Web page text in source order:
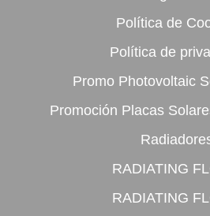
Política de
Política de
Promo Photovoltaic
Promoción Placas
RADIATING
RADIATING